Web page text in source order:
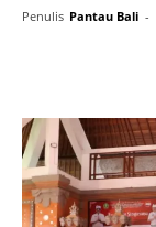
Penulis Pantau Bali -